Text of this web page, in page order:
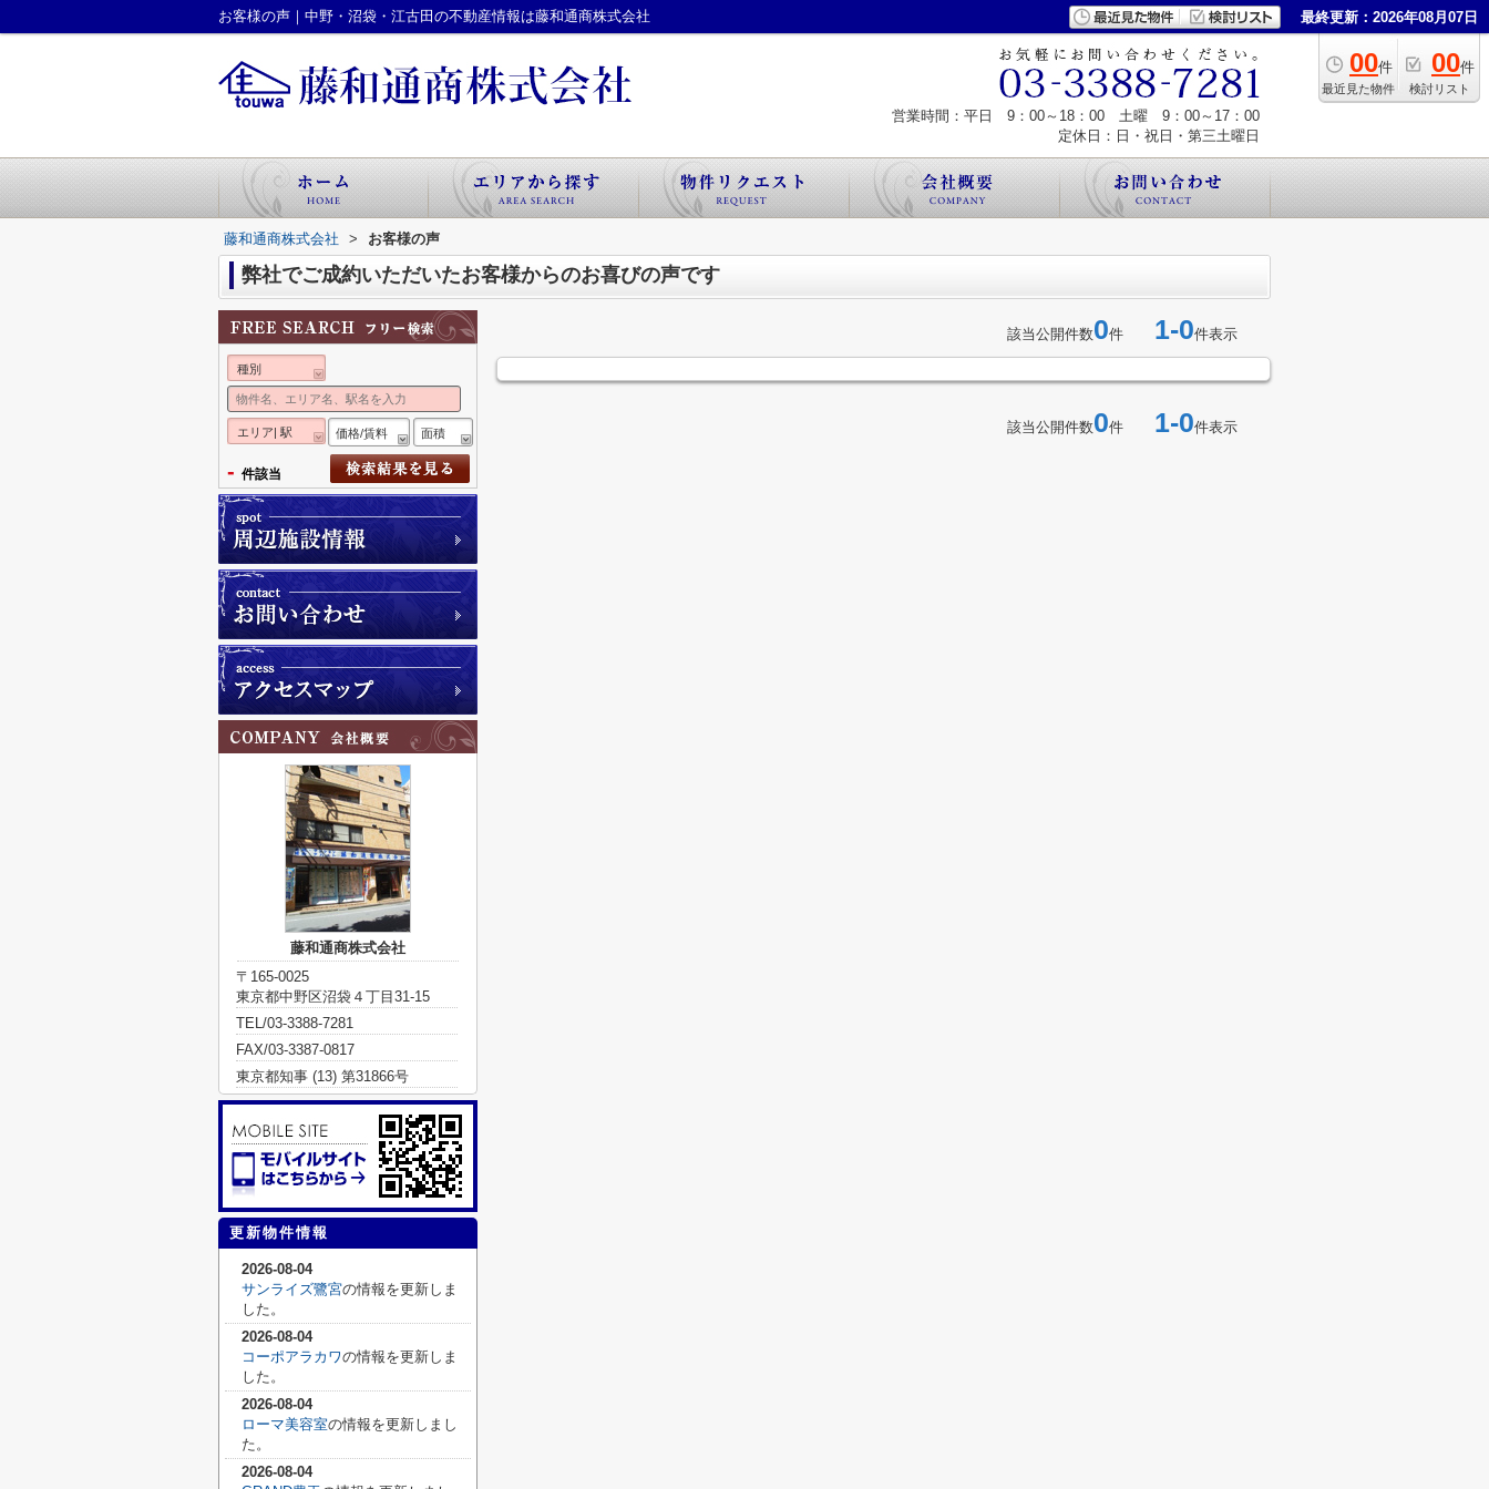
お客様の声｜中野・沼袋・江古田の不動産情報は藤和通商株式会社 最終更新：2026年08月07日
00件
最近見た物件
00件
検討リスト
営業時間：平日 9：00～18：00 土曜 9：00～17：00
定休日：日・祝日・第三土曜日
藤和通商株式会社 > お客様の声
弊社でご成約いただいたお客様からのお喜びの声です
該当公開件数0件 1-0件表示
該当公開件数0件 1-0件表示
種別
エリア| 駅 価格/賃料 面積
- 件該当
藤和通商株式会社
〒165-0025
東京都中野区沼袋４丁目31-15
TEL/03-3388-7281
FAX/03-3387-0817
東京都知事 (13) 第31866号
更新物件情報
2026-08-04
サンライズ鷺宮の情報を更新しま
した。
2026-08-04
コーポアラカワの情報を更新しま
した。
2026-08-04
ローマ美容室の情報を更新しまし
た。
2026-08-04